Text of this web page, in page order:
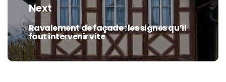
Next
Next
post:
Ravalement de façade : les signes qu’il
faut intervenir vite